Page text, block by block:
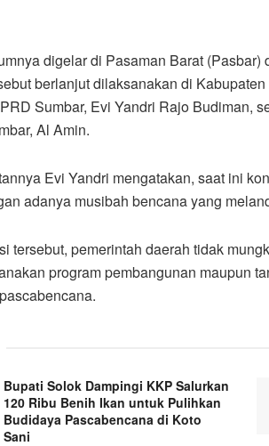
digelar di Pasaman Barat
berlanjut dilaksanakan di
Sumbar, Evi Yandri Rajo Budiman,
Al Amin.
Evi Yandri mengatakan, saat ini
adanya musibah bencana yang
tersebut, pemerintah daerah tidak
program pembangunan maupun
Bupati Solok Dampingi KKP Salurkan
120 Ribu Benih Ikan untuk Pulihkan
Budidaya Pascabencana di Koto
Sani